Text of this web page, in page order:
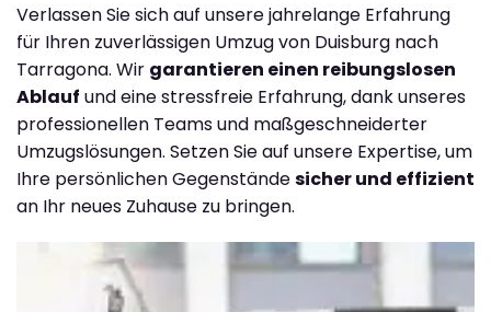
Verlassen Sie sich auf unsere jahrelange Erfahrung
für Ihren zuverlässigen Umzug von Duisburg nach
Tarragona. Wir garantieren einen reibungslosen
Ablauf und eine stressfreie Erfahrung, dank unseres
professionellen Teams und maßgeschneiderter
Umzugslösungen. Setzen Sie auf unsere Expertise, um
Ihre persönlichen Gegenständesicher und effizient
an Ihr neues Zuhause zu bringen.